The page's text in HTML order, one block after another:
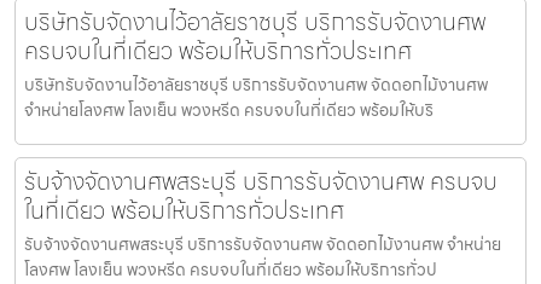
บริษัทรับจัดงานไว้อาลัยราชบุรี บริการรับจัดงานศพ
ครบจบในที่เดียว พร้อมให้บริการทั่วประเทศ
บริษัทรับจัดงานไว้อาลัยราชบุรี บริการรับจัดงานศพ จัดดอกไม้งานศพ
จำหน่ายโลงศพ โลงเย็น พวงหรีด ครบจบในที่เดียว พร้อมให้บริ
รับจ้างจัดงานศพสระบุรี บริการรับจัดงานศพ ครบจบ
ในที่เดียว พร้อมให้บริการทั่วประเทศ
รับจ้างจัดงานศพสระบุรี บริการรับจัดงานศพ จัดดอกไม้งานศพ จำหน่าย
โลงศพ โลงเย็น พวงหรีด ครบจบในที่เดียว พร้อมให้บริการทั่วป